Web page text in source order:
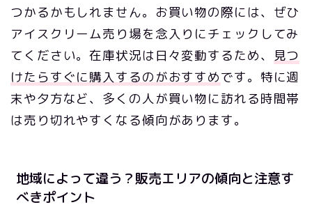
つかるかもしれません。お買い物の際には、ぜひ
アイスクリーム売り場を念入りにチェックしてみ
てください。在庫状況は日々変動するため、 見つ
けたらすぐに購入するのがおすすめです。特に週
末や夕方など、多くの人が買い物に訪れる時間帯
は売り切れやすくなる傾向があります。
地域によって違う？販売エリアの傾向と注意す
べきポイント